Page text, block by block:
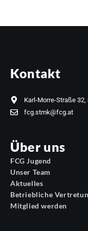
Kontakt
Karl-Morre-Straße 32,
fcg.stmk@fcg.at
Über uns
FCG Jugend
Unser Team
Aktuelles
Betriebliche
Mitglied werden